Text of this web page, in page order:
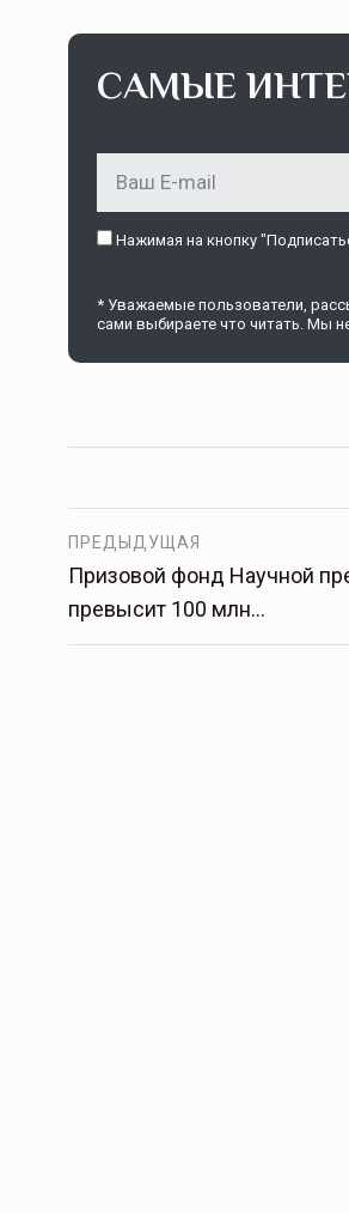
САМЫЕ
Нажимая на кнопку
* Уважаемые пользователи,
сами выбираете что читать. Мы
ПРЕДЫДУЩАЯ
Призовой фонд Научной
превысит 100 млн…
Спрос на
растет